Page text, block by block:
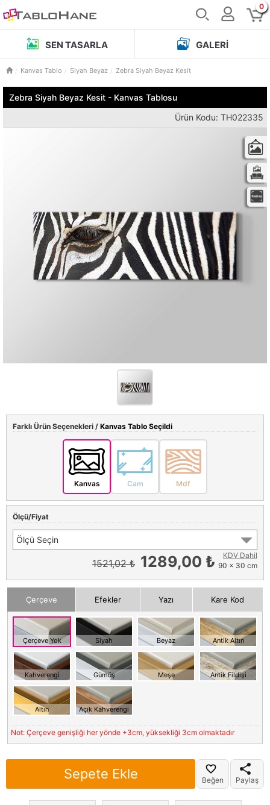
0
SEN TASARLA GALERI
Kanvas Tablo Siyah Beyaz Zebra Siyah Beyaz Kesit
Zebra Siyah Beyaz Kesit - Kanvas Tablosu
Ürün Kodu: TH022335
Farklı Ürün Seçenekleri / Kanvas Tablo Seçildi
Kanvas Cam Mdf
Ölçü/Fiyat
Ölçü Seçin
1521,02 ₺ 1289,00 ₺
KDV Dahil
90 x 30 cm
Çerçeve Efekler Yazı Kare Kod
Çerçeve Yok Siyah Beyaz Antik Altın
Kahverengi Gümüş Meşe Antik Fildişi
Altın Açık Kahverengi
Not: Çerçeve genişliği her yönde +3cm, yüksekliği 3cm olmaktadır
Sepete Ekle Beğen Paylaş